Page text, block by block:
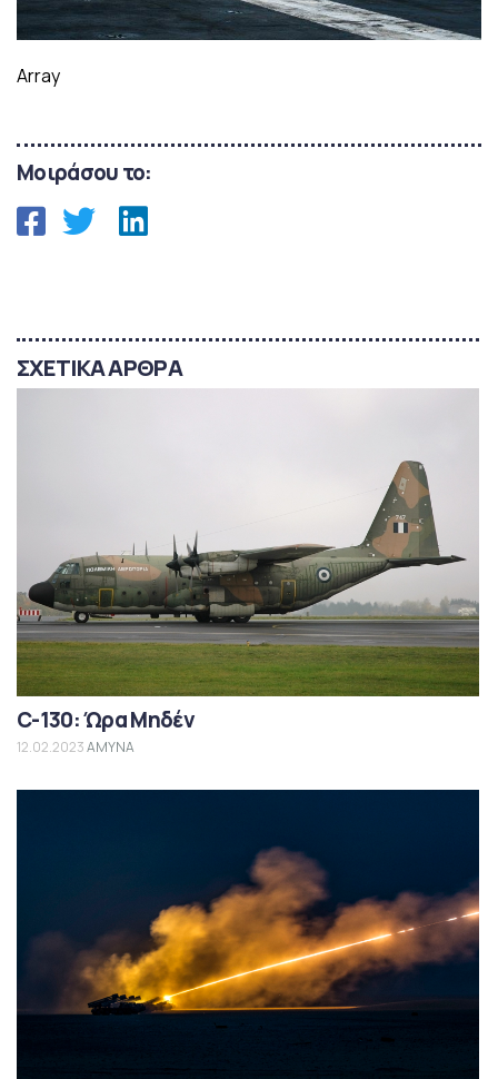
Array
Μοιράσου το:
ΣΧΕΤΙΚΑ ΑΡΘΡΑ
C-130: Ώρα Μηδέν
12.02.2023ΑΜΥΝΑ